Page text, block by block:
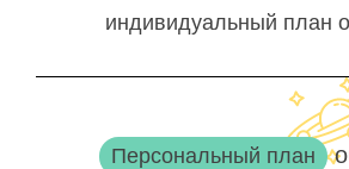
индивидуальный план
Персональный план